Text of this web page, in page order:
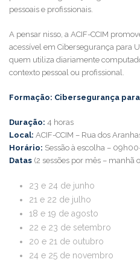
pessoais e profissionais.
A pensar nisso, a ACIF-CCIM
acessível em Cibersegurança para
quem utiliza diariamente
contexto pessoal ou profissional.
Formação: Cibersegurança
Duração: 4 horas
Local: ACIF-CCIM – Rua dos
Horário: Sessão à escolha –
Datas (2 sessões por mês – manhã
23 e 24 de junho
21 e 22 de julho
18 e 19 de agosto
22 e 23 de setembro
20 e 21 de outubro
24 e 25 de novembro